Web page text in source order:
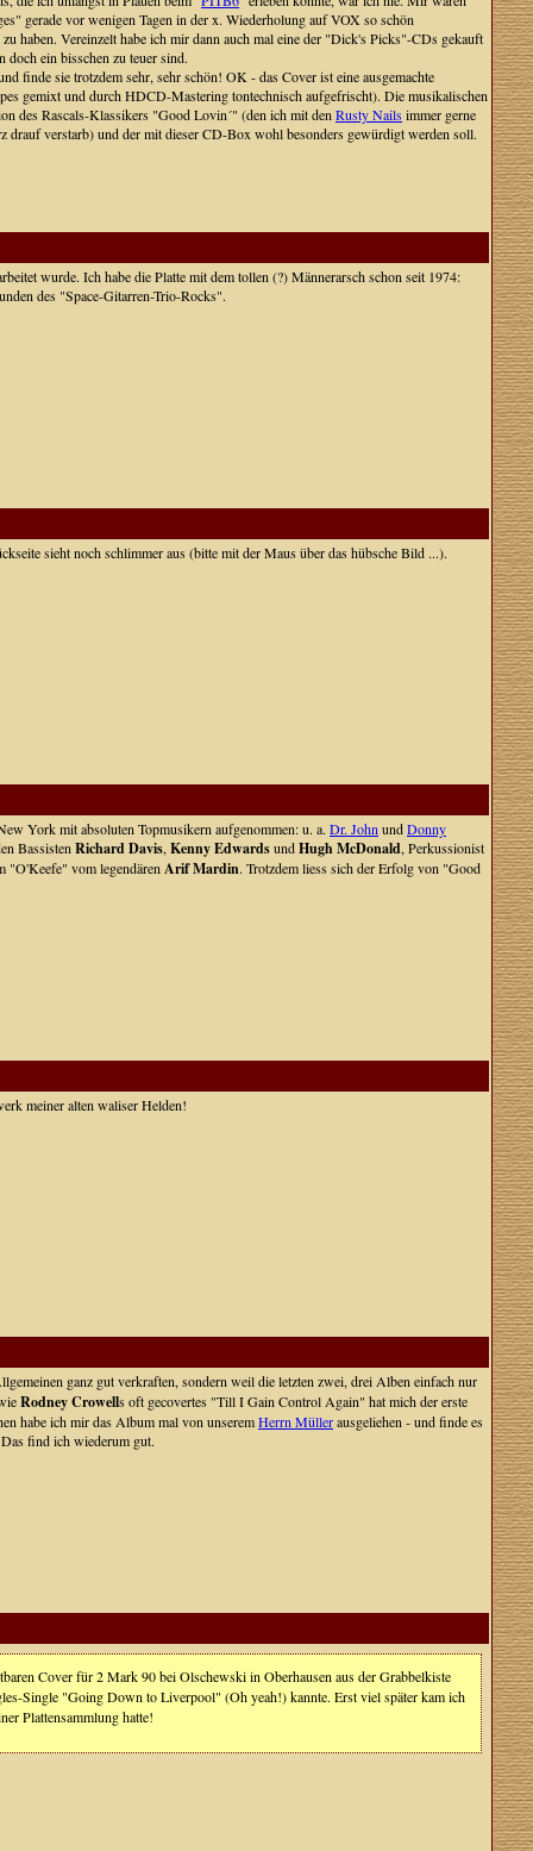
gerade vor wenigen Tagen in der x. Wiederholung auf VOX so schön
Vereinzelt habe ich mir dann auch mal eine der "Dick's Picks"-CDs gekauft
ein bisschen zu teuer sind.
finde sie trotzdem sehr, sehr schön! OK - das Cover ist eine ausgemachte
gemixt und durch HDCD-Mastering tontechnisch aufgefrischt). Die musikalischen
des Rascals-Klassikers "Good Lovin´" (den ich mit den Rusty Nailsimmer gerne
drauf verstarb) und der mit dieser CD-Box wohl besonders gewürdigt werden soll.
wurde. Ich habe die Platte mit dem tollen (?) Männerarsch schon seit 1974:
des "Space-Gitarren-Trio-Rocks".
sieht noch schlimmer aus (bitte mit der Maus über das hübsche Bild ...).
York mit absoluten Topmusikern aufgenommen: u. a. Dr. John undDonny
Bassisten Richard Davis, Kenny EdwardsundHugh McDonald, Perkussionist
"O'Keefe" vom legendären Arif Mardin. Trotzdem liess sich der Erfolg von "Good
meiner alten waliser Helden!
ganz gut verkraften, sondern weil die letzten zwei, drei Alben einfach nur
Rodney Crowells oft gecovertes "Till I Gain Control Again" hat mich der erste
habe ich mir das Album mal von unseremHerrn Müllerausgeliehen - und finde es
find ich wiederum gut.
Cover für 2 Mark 90 bei Olschewski in Oberhausen aus der Grabbelkiste
Single "Going Down to Liverpool" (Oh yeah!) kannte. Erst viel später kam ich
Plattensammlung hatte!